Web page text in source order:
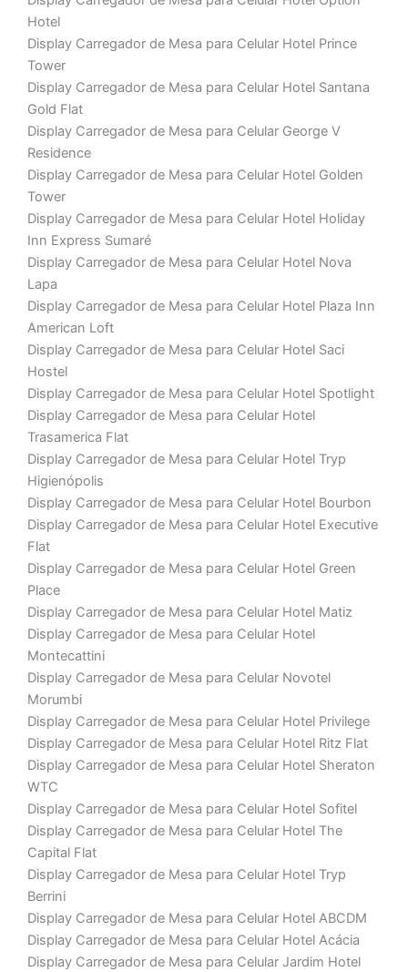
Hotel
Display Carregador de Mesa para Celular Hotel Prince
Tower
Display Carregador de Mesa para Celular Hotel Santana
Gold Flat
Display Carregador de Mesa para Celular George V
Residence
Display Carregador de Mesa para Celular Hotel Golden
Tower
Display Carregador de Mesa para Celular Hotel Holiday
Inn Express Sumaré
Display Carregador de Mesa para Celular Hotel Nova
Lapa
Display Carregador de Mesa para Celular Hotel Plaza Inn
American Loft
Display Carregador de Mesa para Celular Hotel Saci
Hostel
Display Carregador de Mesa para Celular Hotel Spotlight
Display Carregador de Mesa para Celular Hotel
Trasamerica Flat
Display Carregador de Mesa para Celular Hotel Tryp
Higienópolis
Display Carregador de Mesa para Celular Hotel Bourbon
Display Carregador de Mesa para Celular Hotel Executive
Flat
Display Carregador de Mesa para Celular Hotel Green
Place
Display Carregador de Mesa para Celular Hotel Matiz
Display Carregador de Mesa para Celular Hotel
Montecattini
Display Carregador de Mesa para Celular Novotel
Morumbi
Display Carregador de Mesa para Celular Hotel Privilege
Display Carregador de Mesa para Celular Hotel Ritz Flat
Display Carregador de Mesa para Celular Hotel Sheraton
WTC
Display Carregador de Mesa para Celular Hotel Sofitel
Display Carregador de Mesa para Celular Hotel The
Capital Flat
Display Carregador de Mesa para Celular Hotel Tryp
Berrini
Display Carregador de Mesa para Celular Hotel ABCDM
Display Carregador de Mesa para Celular Hotel Acácia
Display Carregador de Mesa para Celular Jardim Hotel